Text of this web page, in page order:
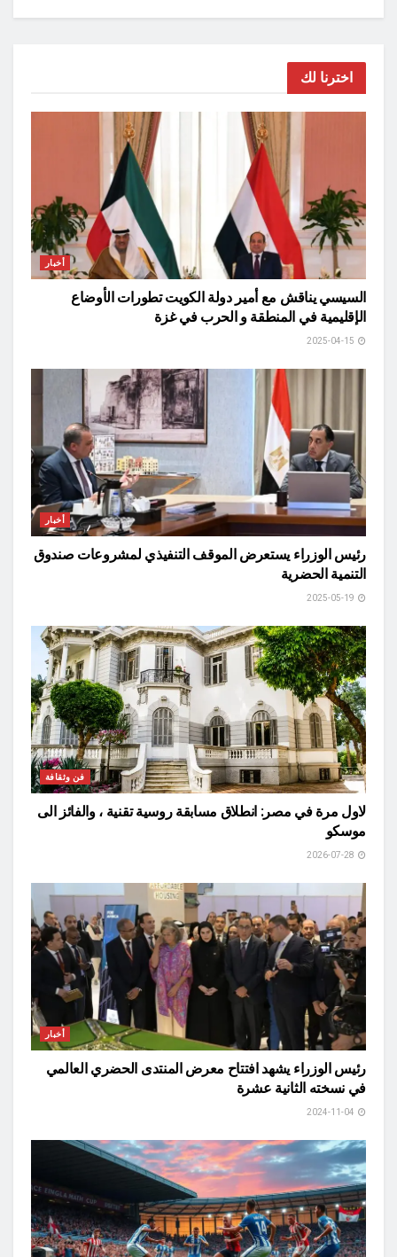
اخترنا لك
أخبار
السيسي يناقش مع أمير دولة الكويت تطورات الأوضاع
الإقليمية في المنطقة و الحرب في غزة
أخبار
رئيس الوزراء يستعرض الموقف التنفيذي لمشروعات صندوق
التنمية الحضرية
فن وثقافة
لاول مرة في مصر: انطلاق مسابقة روسية تقنية ، والفائز الى
موسكو
أخبار
رئيس الوزراء يشهد افتتاح معرض المنتدى الحضري العالمي
في نسخته الثانية عشرة